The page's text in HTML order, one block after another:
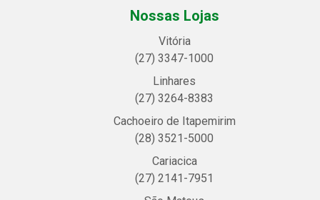
Nossas Lojas
Vitória
(27) 3347-1000
Linhares
(27) 3264-8383
Cachoeiro de Itapemirim
(28) 3521-5000
Cariacica
(27) 2141-7951